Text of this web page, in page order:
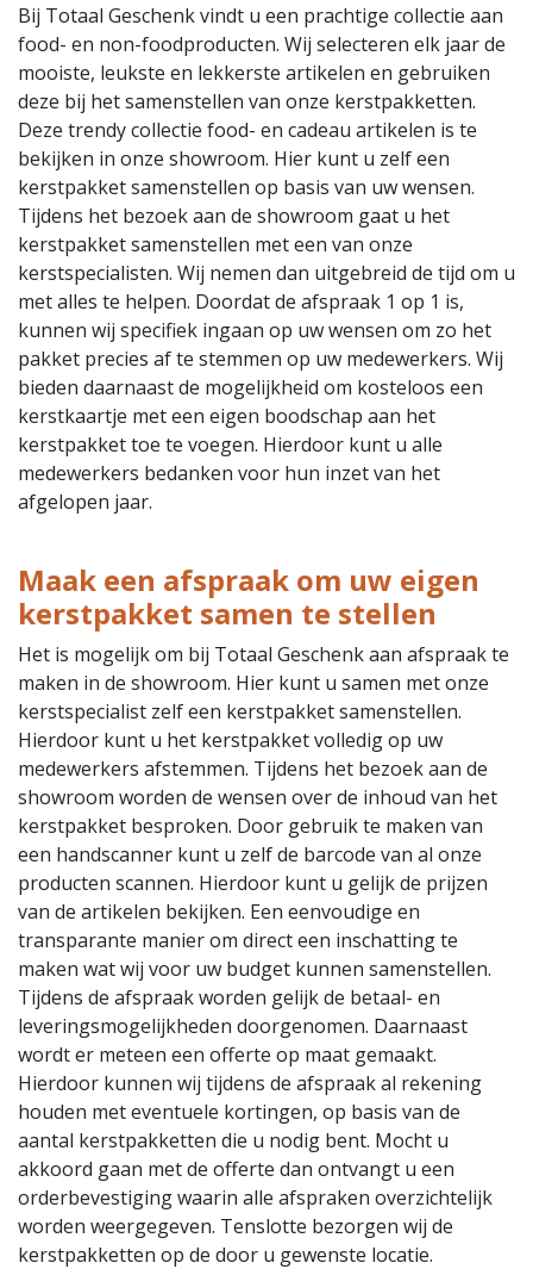
Bij Totaal Geschenk vindt u een prachtige collectie aan
food- en non-foodproducten. Wij selecteren elk jaar de
mooiste, leukste en lekkerste artikelen en gebruiken
deze bij het samenstellen van onze kerstpakketten.
Deze trendy collectie food- en cadeau artikelen is te
bekijken in onze showroom. Hier kunt u zelf een
kerstpakket samenstellen op basis van uw wensen.
Tijdens het bezoek aan de showroom gaat u het
kerstpakket samenstellen met een van onze
kerstspecialisten. Wij nemen dan uitgebreid de tijd om u
met alles te helpen. Doordat de afspraak 1 op 1 is,
kunnen wij specifiek ingaan op uw wensen om zo het
pakket precies af te stemmen op uw medewerkers. Wij
bieden daarnaast de mogelijkheid om kosteloos een
kerstkaartje met een eigen boodschap aan het
kerstpakket toe te voegen. Hierdoor kunt u alle
medewerkers bedanken voor hun inzet van het
afgelopen jaar.
Maak een afspraak om uw eigen
kerstpakket samen te stellen
Het is mogelijk om bij Totaal Geschenk aan afspraak te
maken in de showroom. Hier kunt u samen met onze
kerstspecialist zelf een kerstpakket samenstellen.
Hierdoor kunt u het kerstpakket volledig op uw
medewerkers afstemmen. Tijdens het bezoek aan de
showroom worden de wensen over de inhoud van het
kerstpakket besproken. Door gebruik te maken van
een handscanner kunt u zelf de barcode van al onze
producten scannen. Hierdoor kunt u gelijk de prijzen
van de artikelen bekijken. Een eenvoudige en
transparante manier om direct een inschatting te
maken wat wij voor uw budget kunnen samenstellen.
Tijdens de afspraak worden gelijk de betaal- en
leveringsmogelijkheden doorgenomen. Daarnaast
wordt er meteen een offerte op maat gemaakt.
Hierdoor kunnen wij tijdens de afspraak al rekening
houden met eventuele kortingen, op basis van de
aantal kerstpakketten die u nodig bent. Mocht u
akkoord gaan met de offerte dan ontvangt u een
orderbevestiging waarin alle afspraken overzichtelijk
worden weergegeven. Tenslotte bezorgen wij de
kerstpakketten op de door u gewenste locatie.